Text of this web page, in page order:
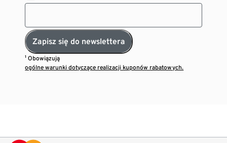
Zapisz się do newslettera
¹ Obowiązują
ogólne warunki dotyczące realizacji kuponów rabatowych.